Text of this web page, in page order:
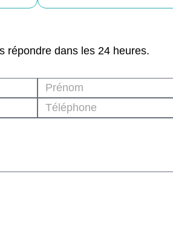
répondre dans les 24 heures.